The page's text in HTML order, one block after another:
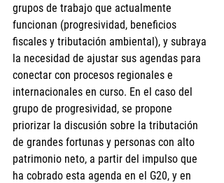
grupos de trabajo que actualmente
funcionan (progresividad, beneficios
fiscales y tributación ambiental), y subraya
la necesidad de ajustar sus agendas para
conectar con procesos regionales e
internacionales en curso. En el caso del
grupo de progresividad, se propone
priorizar la discusión sobre la tributación
de grandes fortunas y personas con alto
patrimonio neto, a partir del impulso que
ha cobrado esta agenda en el G20, y en